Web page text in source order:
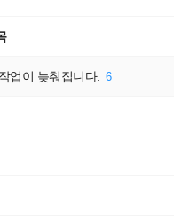
업이 늦춰집니다. 6